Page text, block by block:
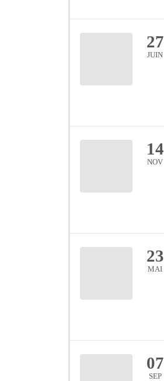
27
JUIN
14
NOV
23
MAI
07
SEP